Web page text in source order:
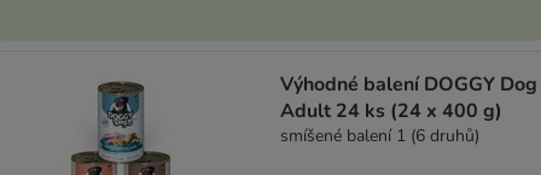
Výhodné balení DOGGY Dog
Adult 24 ks (24 x 400 g)
smíšené balení 1 (6 druhů)